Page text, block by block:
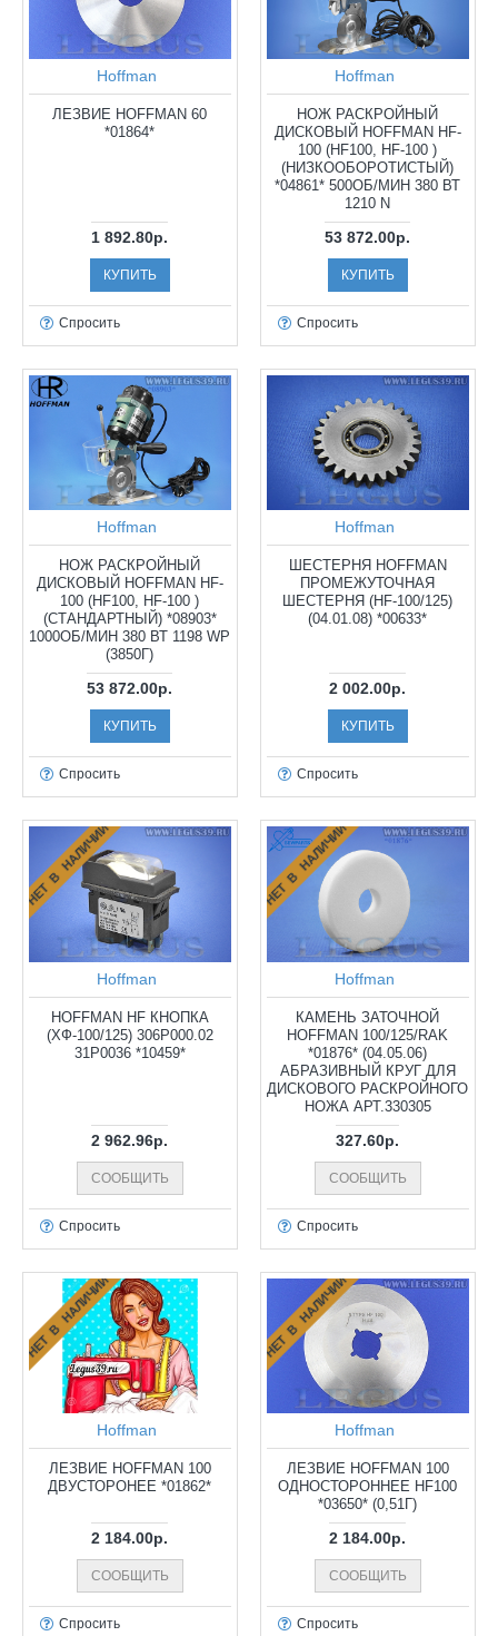
Hoffman
ЛЕЗВИЕ HOFFMAN 60
*01864*
1 892.80р.
КУПИТЬ
Спросить
Hoffman
НОЖ РАСКРОЙНЫЙ
ДИСКОВЫЙ HOFFMAN HF-
100 (HF100, HF-100 )
(НИЗКООБОРОТИСТЫЙ)
*04861* 500ОБ/МИН 380 ВТ
1210 N
53 872.00р.
КУПИТЬ
Спросить
Hoffman
НОЖ РАСКРОЙНЫЙ
ДИСКОВЫЙ HOFFMAN HF-
100 (HF100, HF-100 )
(СТАНДАРТНЫЙ) *08903*
1000ОБ/МИН 380 ВТ 1198 WP
(3850Г)
53 872.00р.
КУПИТЬ
Спросить
Hoffman
ШЕСТЕРНЯ HOFFMAN
ПРОМЕЖУТОЧНАЯ
ШЕСТЕРНЯ (HF-100/125)
(04.01.08) *00633*
2 002.00р.
КУПИТЬ
Спросить
НЕТ В НАЛИЧИИ
Hoffman
HOFFMAN HF КНОПКА
(ХФ-100/125) 306P000.02
31P0036 *10459*
2 962.96р.
СООБЩИТЬ
Спросить
НЕТ В НАЛИЧИИ
Hoffman
КАМЕНЬ ЗАТОЧНОЙ
HOFFMAN 100/125/RAK
*01876* (04.05.06)
АБРАЗИВНЫЙ КРУГ ДЛЯ
ДИСКОВОГО РАСКРОЙНОГО
НОЖА АРТ.330305
327.60р.
СООБЩИТЬ
Спросить
НЕТ В НАЛИЧИИ
Hoffman
ЛЕЗВИЕ HOFFMAN 100
ДВУСТОРОНЕЕ *01862*
2 184.00р.
СООБЩИТЬ
Спросить
НЕТ В НАЛИЧИИ
Hoffman
ЛЕЗВИЕ HOFFMAN 100
ОДНОСТОРОННЕЕ HF100
*03650* (0,51Г)
2 184.00р.
СООБЩИТЬ
Спросить